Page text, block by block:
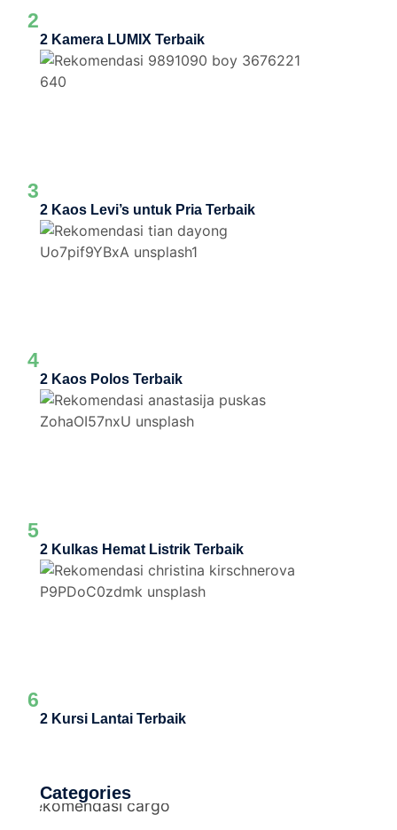
2
2 Kamera LUMIX Terbaik
3
2 Kaos Levi’s untuk Pria Terbaik
4
2 Kaos Polos Terbaik
5
2 Kulkas Hemat Listrik Terbaik
6
2 Kursi Lantai Terbaik
Categories